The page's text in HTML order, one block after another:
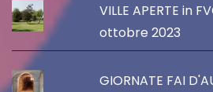
VILLE APERTE in
ottobre 2023
GIORNATE FAI